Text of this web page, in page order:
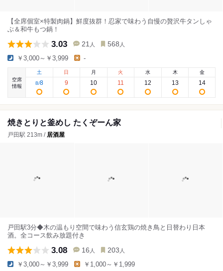
【全席個室×特製肉鍋】鮮度抜群！忍家で味わう自慢の贅沢牛タンしゃ
ぶ＆和牛もつ鍋！
3.03 21 人 568 人
￥3,000～￥3,999 -
空席
情報
土
8/8
日
9
月
10
火
11
水
12
木
13
金
14
焼きとりと釜めし たくぞーん家
戸田駅 213m / 居酒屋
戸田駅3分◆木の温もり空間で味わう信玄鶏の焼き鳥と日替わり日本
酒。全コース飲み放題付き
3.08 16 人 203 人
￥3,000～￥3,999 ￥1,000～￥1,999